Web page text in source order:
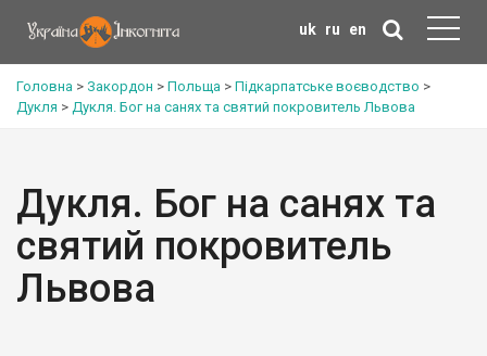
uk ru en
Головна > Закордон > Польща > Підкарпатське воєводство >
Дукля > Дукля. Бог на санях та святий покровитель Львова
Дукля. Бог на санях та
святий покровитель
Львова